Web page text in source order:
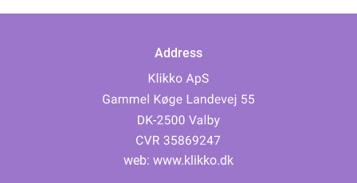
Address
web: www.klikko.dk